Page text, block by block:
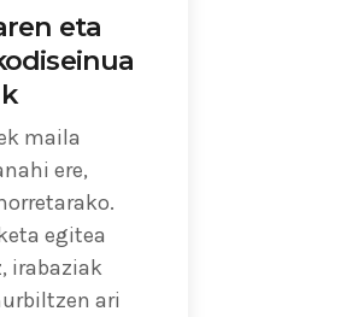
eta
maila
ere,
egitea
irabaziak
ari